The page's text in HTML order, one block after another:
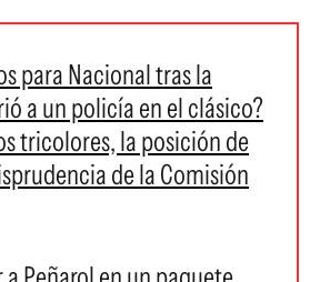
para Nacional tras la
a un policía en el clásico?
tricolores, la posición de
de la Comisión